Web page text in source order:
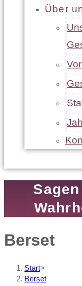
Über
Berset
Start>
Berset